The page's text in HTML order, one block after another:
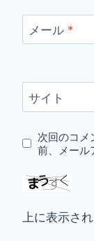
メール *
サイト
次回のコメ
前、メール
上に表示さ